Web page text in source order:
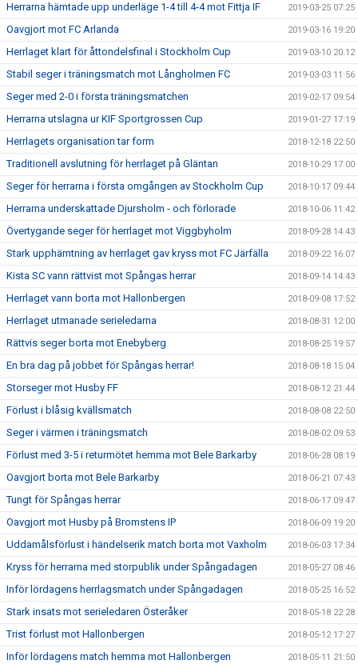
Herrarna hämtade upp underläge 1-4 till 4-4 mot Fittja IF 2019-03-25 07:25
Oavgjort mot FC Arlanda 2019-03-16 19:20
Herrlaget klart för åttondelsfinal i Stockholm Cup 2019-03-10 20:12
Stabil seger i träningsmatch mot Långholmen FC 2019-03-03 11:56
Seger med 2-0 i första träningsmatchen 2019-02-17 09:54
Herrarna utslagna ur KIF Sportgrossen Cup 2019-01-27 17:19
Herrlagets organisation tar form 2018-12-18 22:50
Traditionell avslutning för herrlaget på Gläntan 2018-10-29 17:00
Seger för herrarna i första omgången av Stockholm Cup 2018-10-17 09:44
Herrarna underskattade Djursholm - och förlorade 2018-10-06 11:42
Övertygande seger för herrlaget mot Viggbyholm 2018-09-28 14:43
Stark upphämtning av herrlaget gav kryss mot FC Järfälla 2018-09-22 16:07
Kista SC vann rättvist mot Spångas herrar 2018-09-14 14:43
Herrlaget vann borta mot Hallonbergen 2018-09-08 17:52
Herrlaget utmanade serieledarna 2018-08-31 12:00
Rättvis seger borta mot Enebyberg 2018-08-25 19:57
En bra dag på jobbet för Spångas herrar! 2018-08-18 15:04
Storseger mot Husby FF 2018-08-12 21:44
Förlust i blåsig kvällsmatch 2018-08-08 22:50
Seger i värmen i träningsmatch 2018-08-02 09:53
Förlust med 3-5 i returmötet hemma mot Bele Barkarby 2018-06-28 08:19
Oavgjort borta mot Bele Barkarby 2018-06-21 07:43
Tungt för Spångas herrar 2018-06-17 09:47
Oavgjort mot Husby på Bromstens IP 2018-06-09 19:20
Uddamålsförlust i händelserik match borta mot Vaxholm 2018-06-03 17:34
Kryss för herrarna med storpublik under Spångadagen 2018-05-27 08:46
Inför lördagens herrlagsmatch under Spångadagen 2018-05-25 16:52
Stark insats mot serieledaren Österåker 2018-05-18 22:28
Trist förlust mot Hallonbergen 2018-05-12 17:27
Inför lördagens match hemma mot Hallonbergen 2018-05-11 21:50